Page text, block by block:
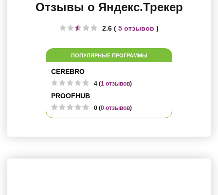
Отзывы о Яндекс.Трекер
2.6 ( 5 отзывов )
ПОПУЛЯРНЫЕ ПРОГРАММЫ
CEREBRO
4 (1 отзывов)
PROOFHUB
0 (0 отзывов)